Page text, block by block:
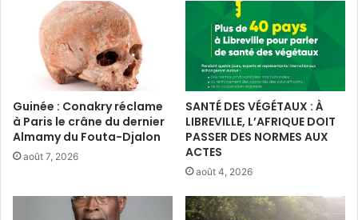
Guinée : Conakry réclame
à Paris le crâne du dernier
Almamy du Fouta-Djalon
août 7, 2026
SANTÉ DES VÉGÉTAUX : À
LIBREVILLE, L’AFRIQUE DOIT
PASSER DES NORMES AUX
ACTES
août 4, 2026